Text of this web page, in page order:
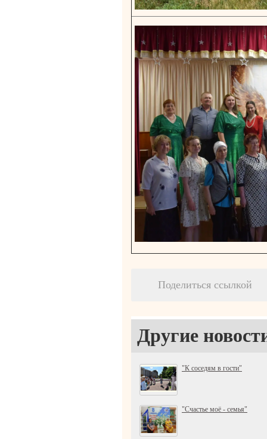
Поделиться ссылкой
Другие
"К соседям в гости"
"Счастье моё - семья"